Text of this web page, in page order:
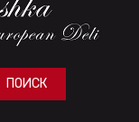
ПОИСК